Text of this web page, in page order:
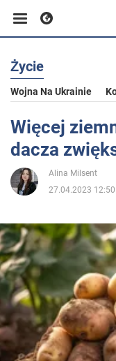
Biznes
Sport
Rozrywka
Polityka
Społeczeństwo
Wojna na Ukrainie
Życie
Wojna Na Ukrainie
Więcej
dacza
Alina Milsent
27.04.2023 12:50